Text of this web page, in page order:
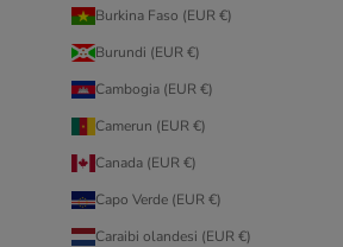
Burkina Faso (EUR €)
Burundi (EUR €)
Cambogia (EUR €)
Camerun (EUR €)
Canada (EUR €)
Capo Verde (EUR €)
Caraibi olandesi (EUR €)